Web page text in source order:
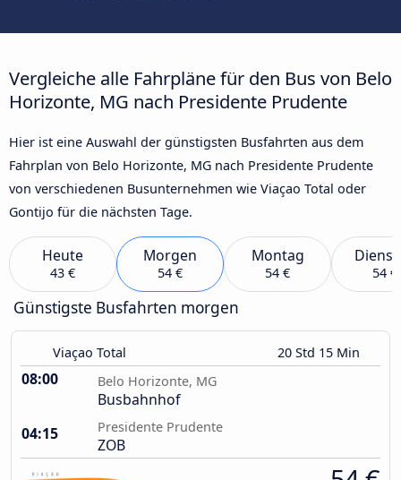
Vergleiche alle Fahrpläne für den Bus von Belo
Horizonte, MG nach Presidente Prudente
Hier ist eine Auswahl der günstigsten Busfahrten aus dem
Fahrplan von Belo Horizonte, MG nach Presidente Prudente
von verschiedenen Busunternehmen wie Viaçao Total oder
Gontijo für die nächsten Tage.
Heute
43 €
Morgen
54 €
Montag
54 € 54 €
Günstigste Busfahrten morgen
Viaçao Total 20 Std 15 Min
08:00 Belo Horizonte, MG
Busbahnhof
04:15
Presidente Prudente
ZOB